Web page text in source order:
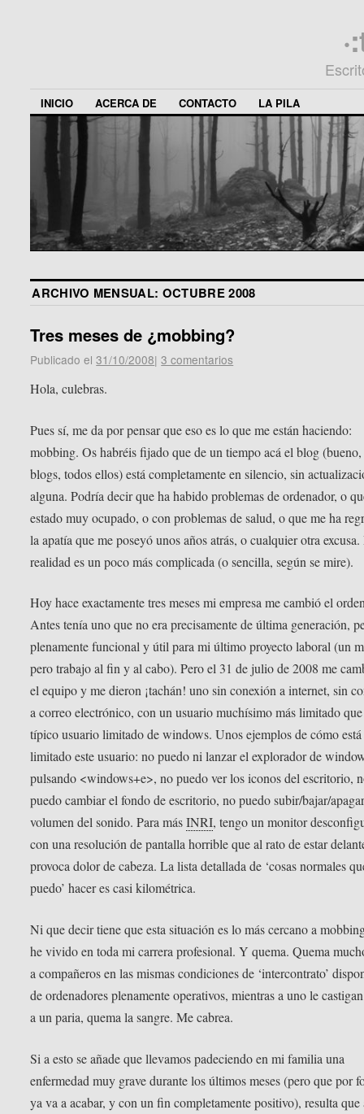
INICIO ACERCA DE CONTACTO LA PILA
ARCHIVO MENSUAL: OCTUBRE 2008
Tres meses de ¿mobbing?
Publicado el 31/10/2008| 3 comentarios
Hola, culebras.
Pues sí, me da por pensar que eso es lo que me están haciendo:
mobbing. Os habréis fijado que de un tiempo acá el blog
blogs, todos ellos) está completamente en silencio, sin
alguna. Podría decir que ha habido problemas de ordenador, o
estado muy ocupado, o con problemas de salud, o que me ha
la apatía que me poseyó unos años atrás, o cualquier otra
realidad es un poco más complicada (o sencilla, según se mire).
Hoy hace exactamente tres meses mi empresa me cambió el
Antes tenía uno que no era precisamente de última generación,
plenamente funcional y útil para mi último proyecto laboral (un
pero trabajo al fin y al cabo). Pero el 31 de julio de 2008 me
el equipo y me dieron ¡tachán! uno sin conexión a internet, sin
a correo electrónico, con un usuario muchísimo más limitado
típico usuario limitado de windows. Unos ejemplos de cómo
limitado este usuario: no puedo ni lanzar el explorador de
pulsando <windows+e>, no puedo ver los iconos del escritorio,
puedo cambiar el fondo de escritorio, no puedo subir/bajar/
volumen del sonido. Para másINRI, tengo un monitor
con una resolución de pantalla horrible que al rato de estar
provoca dolor de cabeza. La lista detallada de ‘cosas normales
puedo’ hacer es casi kilométrica.
Ni que decir tiene que esta situación es lo más cercano a
he vivido en toda mi carrera profesional. Y quema. Quema
a compañeros en las mismas condiciones de ‘intercontrato’
de ordenadores plenamente operativos, mientras a uno le
a un paria, quema la sangre. Me cabrea.
Si a esto se añade que llevamos padeciendo en mi familia una
enfermedad muy grave durante los últimos meses (pero que por
ya va a acabar, y con un fin completamente positivo), resulta que